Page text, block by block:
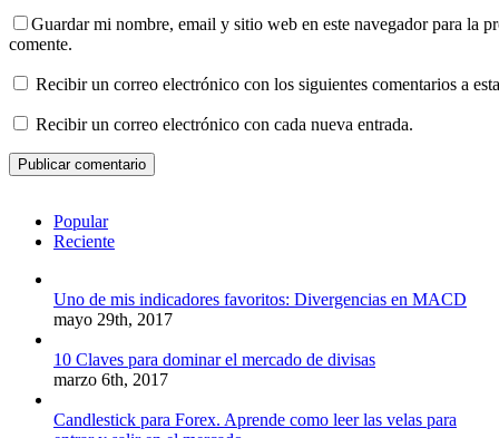
Guardar mi nombre, email y sitio web en este navegador para la
comente.
Recibir un correo electrónico con los siguientes comentarios a
Recibir un correo electrónico con cada nueva entrada.
Popular
Reciente
Uno de mis indicadores favoritos: Divergencias en MACD
mayo 29th, 2017
10 Claves para dominar el mercado de divisas
marzo 6th, 2017
Candlestick para Forex. Aprende como leer las velas para